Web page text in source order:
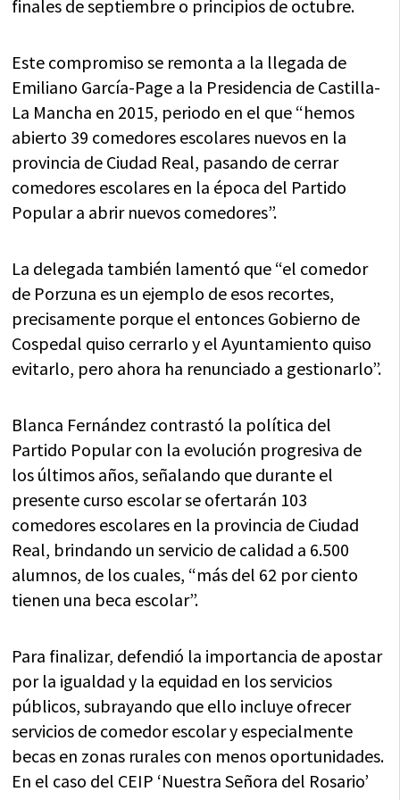
finales de septiembre o principios de octubre.
Este compromiso se remonta a la llegada de
Emiliano García-Page a la Presidencia de Castilla-
La Mancha en 2015, periodo en el que “hemos
abierto 39 comedores escolares nuevos en la
provincia de Ciudad Real, pasando de cerrar
comedores escolares en la época del Partido
Popular a abrir nuevos comedores”.
La delegada también lamentó que “el comedor
de Porzuna es un ejemplo de esos recortes,
precisamente porque el entonces Gobierno de
Cospedal quiso cerrarlo y el Ayuntamiento quiso
evitarlo, pero ahora ha renunciado a gestionarlo”.
Blanca Fernández contrastó la política del
Partido Popular con la evolución progresiva de
los últimos años, señalando que durante el
presente curso escolar se ofertarán 103
comedores escolares en la provincia de Ciudad
Real, brindando un servicio de calidad a 6.500
alumnos, de los cuales, “más del 62 por ciento
tienen una beca escolar”.
Para finalizar, defendió la importancia de apostar
por la igualdad y la equidad en los servicios
públicos, subrayando que ello incluye ofrecer
servicios de comedor escolar y especialmente
becas en zonas rurales con menos oportunidades.
En el caso del CEIP ‘Nuestra Señora del Rosario’